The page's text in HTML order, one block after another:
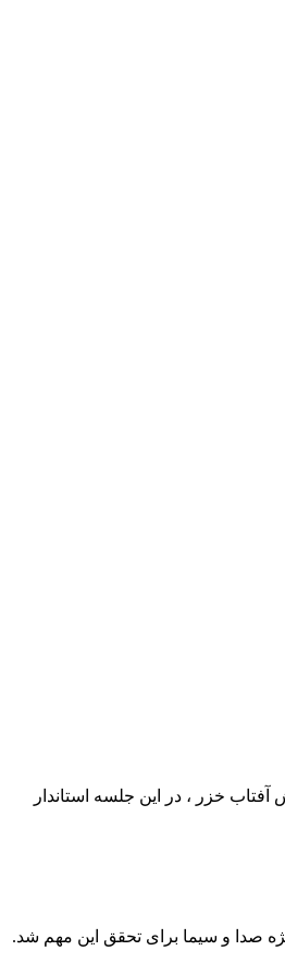
آفتاب خزر ، در این جلسه استاندار
صدا و سیما برای تحقق این مهم شد.